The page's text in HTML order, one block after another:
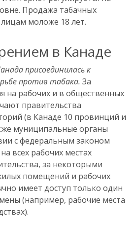
Продажа табачных
моложе 18 лет.
в Канаде
присоединилась к
против табака. За
на рабочих и в общественных
правительства
(в Канаде 10 провинций и
муниципальные органы
с федеральным законом
всех рабочих местах
за некоторыми
помещений и рабочих
имеет доступ только один
(например, рабочие места